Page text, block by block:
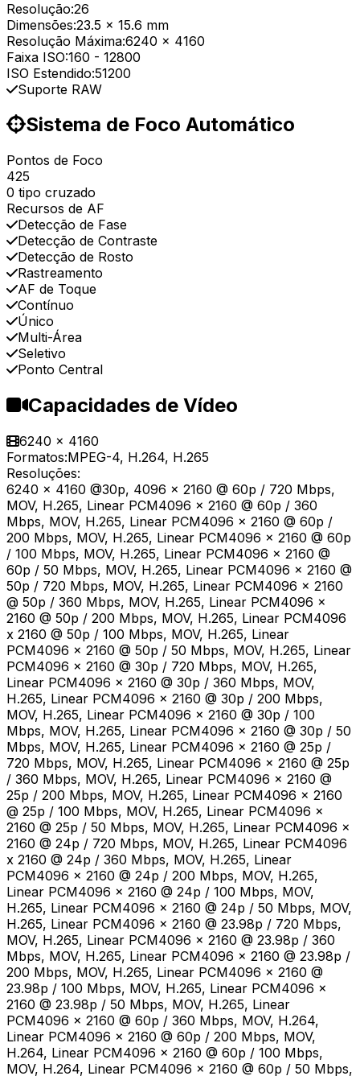
Resolução:26
Dimensões:23.5 x 15.6 mm
Resolução Máxima:6240 x 4160
Faixa ISO:160 - 12800
ISO Estendido:51200
Suporte RAW
Sistema de Foco Automático
Pontos de Foco
425
0 tipo cruzado
Recursos de AF
Detecção de Fase
Detecção de Contraste
Detecção de Rosto
Rastreamento
AF de Toque
Contínuo
Único
Multi-Área
Seletivo
Ponto Central
Capacidades de Vídeo
6240 x 4160
Formatos:MPEG-4, H.264, H.265
Resoluções:
6240 x 4160 @30p, 4096 x 2160 @ 60p / 720 Mbps,
MOV, H.265, Linear PCM4096 x 2160 @ 60p / 360
Mbps, MOV, H.265, Linear PCM4096 x 2160 @ 60p /
200 Mbps, MOV, H.265, Linear PCM4096 x 2160 @ 60p
/ 100 Mbps, MOV, H.265, Linear PCM4096 x 2160 @
60p / 50 Mbps, MOV, H.265, Linear PCM4096 x 2160 @
50p / 720 Mbps, MOV, H.265, Linear PCM4096 x 2160
@ 50p / 360 Mbps, MOV, H.265, Linear PCM4096 x
2160 @ 50p / 200 Mbps, MOV, H.265, Linear PCM4096
x 2160 @ 50p / 100 Mbps, MOV, H.265, Linear
PCM4096 x 2160 @ 50p / 50 Mbps, MOV, H.265, Linear
PCM4096 x 2160 @ 30p / 720 Mbps, MOV, H.265,
Linear PCM4096 x 2160 @ 30p / 360 Mbps, MOV,
H.265, Linear PCM4096 x 2160 @ 30p / 200 Mbps,
MOV, H.265, Linear PCM4096 x 2160 @ 30p / 100
Mbps, MOV, H.265, Linear PCM4096 x 2160 @ 30p / 50
Mbps, MOV, H.265, Linear PCM4096 x 2160 @ 25p /
720 Mbps, MOV, H.265, Linear PCM4096 x 2160 @ 25p
/ 360 Mbps, MOV, H.265, Linear PCM4096 x 2160 @
25p / 200 Mbps, MOV, H.265, Linear PCM4096 x 2160
@ 25p / 100 Mbps, MOV, H.265, Linear PCM4096 x
2160 @ 25p / 50 Mbps, MOV, H.265, Linear PCM4096 x
2160 @ 24p / 720 Mbps, MOV, H.265, Linear PCM4096
x 2160 @ 24p / 360 Mbps, MOV, H.265, Linear
PCM4096 x 2160 @ 24p / 200 Mbps, MOV, H.265,
Linear PCM4096 x 2160 @ 24p / 100 Mbps, MOV,
H.265, Linear PCM4096 x 2160 @ 24p / 50 Mbps, MOV,
H.265, Linear PCM4096 x 2160 @ 23.98p / 720 Mbps,
MOV, H.265, Linear PCM4096 x 2160 @ 23.98p / 360
Mbps, MOV, H.265, Linear PCM4096 x 2160 @ 23.98p /
200 Mbps, MOV, H.265, Linear PCM4096 x 2160 @
23.98p / 100 Mbps, MOV, H.265, Linear PCM4096 x
2160 @ 23.98p / 50 Mbps, MOV, H.265, Linear
PCM4096 x 2160 @ 60p / 360 Mbps, MOV, H.264,
Linear PCM4096 x 2160 @ 60p / 200 Mbps, MOV,
H.264, Linear PCM4096 x 2160 @ 60p / 100 Mbps,
MOV, H.264, Linear PCM4096 x 2160 @ 60p / 50 Mbps,